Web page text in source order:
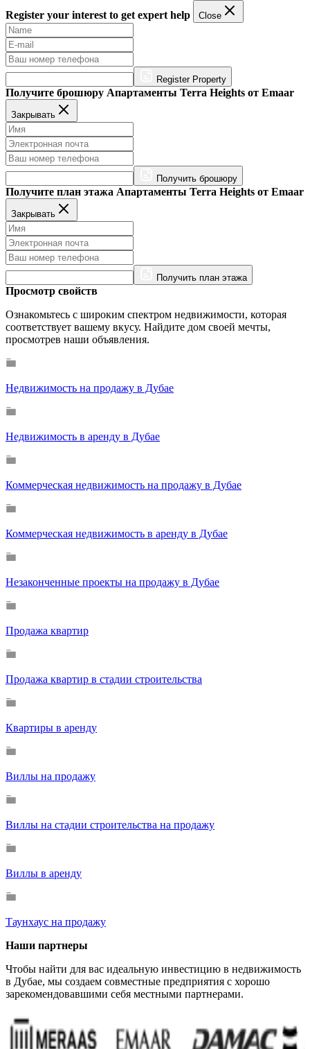
Register your interest to get expert help
Close
Register Property
Получите брошюру Апартаменты Terra Heights от Emaar
Закрывать
Получить брошюру
Получите план этажа Апартаменты Terra Heights от Emaar
Закрывать
Получить план этажа
Просмотр свойств
Ознакомьтесь с широким спектром недвижимости, которая
соответствует вашему вкусу. Найдите дом своей мечты,
просмотрев наши объявления.
Недвижимость на продажу в Дубае
Недвижимость в аренду в Дубае
Коммерческая недвижимость на продажу в Дубае
Коммерческая недвижимость в аренду в Дубае
Незаконченные проекты на продажу в Дубае
Продажа квартир
Продажа квартир в стадии строительства
Квартиры в аренду
Виллы на продажу
Виллы на стадии строительства на продажу
Виллы в аренду
Таунхаус на продажу
Наши партнеры
Чтобы найти для вас идеальную инвестицию в недвижимость
в Дубае, мы создаем совместные предприятия с хорошо
зарекомендовавшими себя местными партнерами.